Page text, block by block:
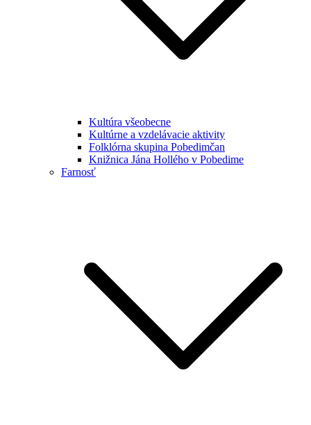
Kultúra všeobecne
Kultúrne a vzdelávacie aktivity
Folklórna skupina Pobedimčan
Knižnica Jána Hollého v Pobedime
Farnosť